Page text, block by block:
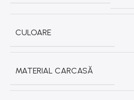
CULOARE
MATERIAL CARCASĂ